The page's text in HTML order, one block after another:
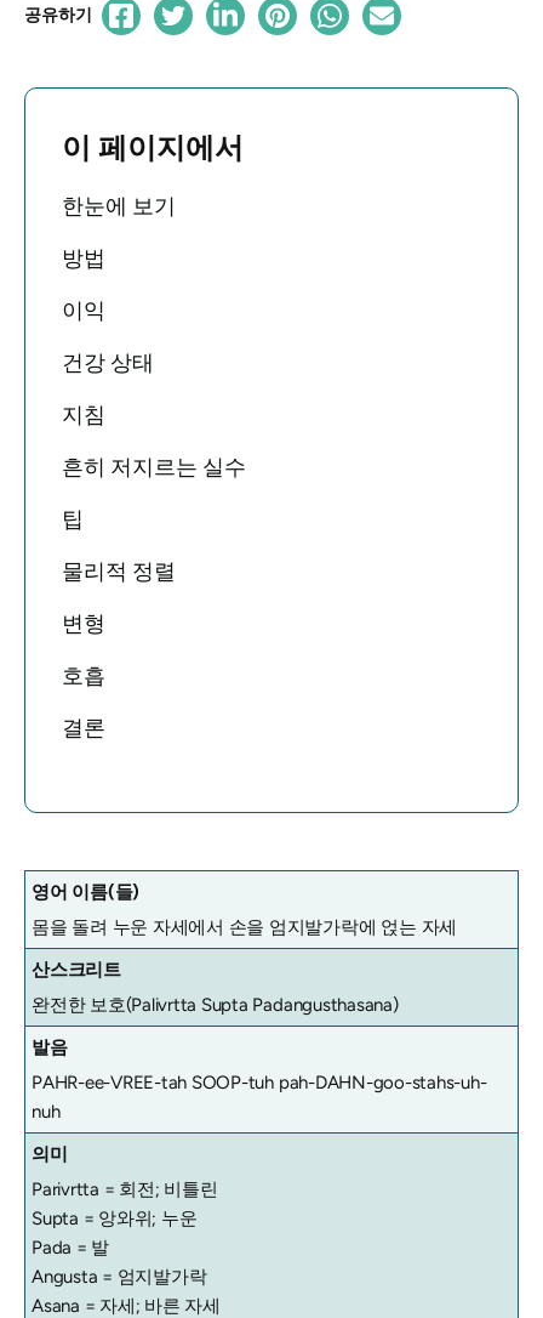
공유하기
이 페이지에서
한눈에 보기
방법
이익
건강 상태
지침
흔히 저지르는 실수
팁
물리적 정렬
변형
호흡
결론
영어 이름(들)
몸을 돌려 누운 자세에서 손을 엄지발가락에 얹는 자세
산스크리트
완전한 보호(Palivrtta Supta Padangusthasana)
발음
PAHR-ee-VREE-tah SOOP-tuh pah-DAHN-goo-stahs-uh-
nuh
의미
Parivrtta = 회전; 비틀린
Supta = 앙와위; 누운
Pada = 발
Angusta = 엄지발가락
Asana = 자세; 바른 자세